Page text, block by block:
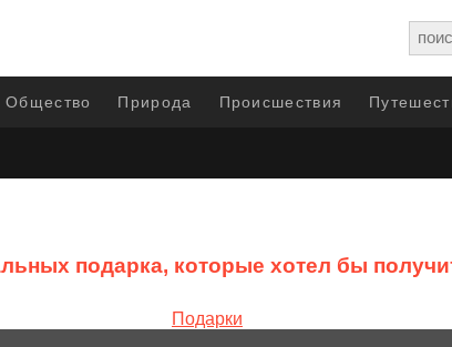
Общество Природа Происшествия
подарка, которые хотел бы